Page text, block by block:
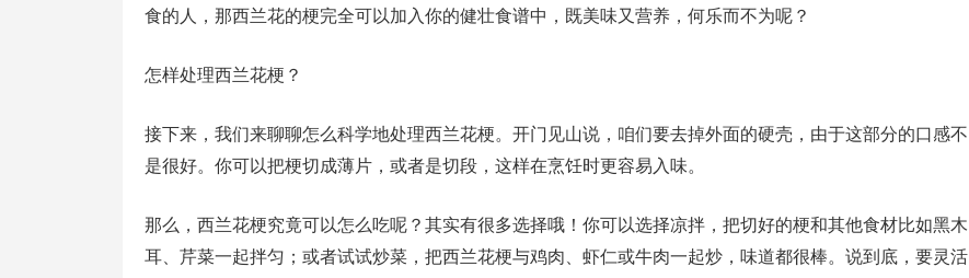
食的人，那西兰花的梗完全可以加入你的健壮食谱中，既美味又营养，何乐而不为呢？
怎样处理西兰花梗？
接下来，我们来聊聊怎么科学地处理西兰花梗。开门见山说，咱们要去掉外面的硬壳，由于这部分的口感不
是很好。你可以把梗切成薄片，或者是切段，这样在烹饪时更容易入味。
那么，西兰花梗究竟可以怎么吃呢？其实有很多选择哦！你可以选择凉拌，把切好的梗和其他食材比如黑木
耳、芹菜一起拌匀；或者试试炒菜，把西兰花梗与鸡肉、虾仁或牛肉一起炒，味道都很棒。说到底，要灵活